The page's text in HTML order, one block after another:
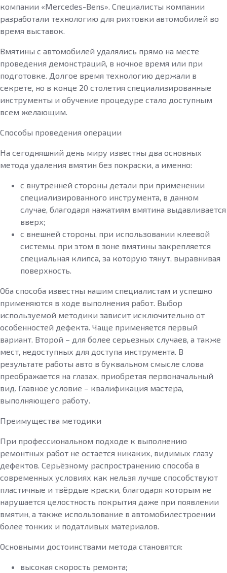
компании «Mercedes-Bens». Специалисты компании
разработали технологию для рихтовки автомобилей во
время выставок.
Вмятины с автомобилей удалялись прямо на месте
проведения демонстраций, в ночное время или при
подготовке. Долгое время технологию держали в
секрете, но в конце 20 столетия специализированные
инструменты и обучение процедуре стало доступным
всем желающим.
Способы проведения операции
На сегодняшний день миру известны два основных
метода удаления вмятин без покраски, а именно:
с внутренней стороны детали при применении
специализированного инструмента, в данном
случае, благодаря нажатиям вмятина выдавливается
вверх;
с внешней стороны, при использовании клеевой
системы, при этом в зоне вмятины закрепляется
специальная клипса, за которую тянут, выравнивая
поверхность.
Оба способа известны нашим специалистам и успешно
применяются в ходе выполнения работ. Выбор
используемой методики зависит исключительно от
особенностей дефекта. Чаще применяется первый
вариант. Второй – для более серьезных случаев, а также
мест, недоступных для доступа инструмента. В
результате работы авто в буквальном смысле слова
преображается на глазах, приобретая первоначальный
вид. Главное условие – квалификация мастера,
выполняющего работу.
Преимущества методики
При профессиональном подходе к выполнению
ремонтных работ не остается никаких, видимых глазу
дефектов. Серьёзному распространению способа в
современных условиях как нельзя лучше способствуют
пластичные и твёрдые краски, благодаря которым не
нарушается целостность покрытия даже при появлении
вмятин, а также использование в автомобилестроении
более тонких и податливых материалов.
Основными достоинствами метода становятся:
высокая скорость ремонта;